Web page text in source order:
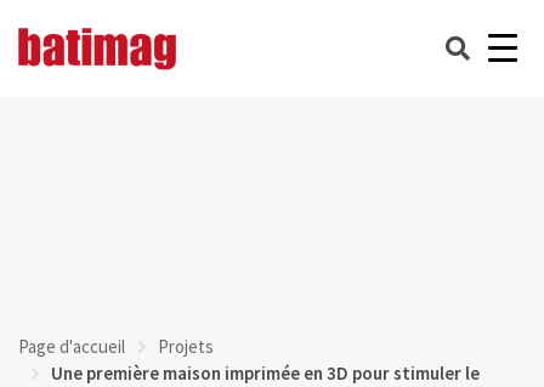
Page d'accueil
Projets
Une première maison imprimée en 3D pour stimuler le